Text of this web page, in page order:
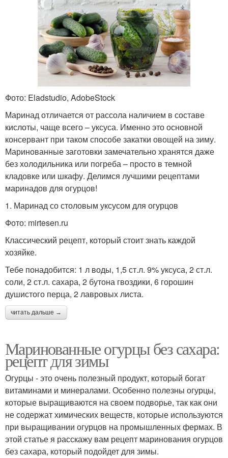
Фото: Eladstudio, AdobeStock
Маринад отличается от рассола наличием в составе
кислоты, чаще всего – уксуса. Именно это основной
консервант при таком способе закатки овощей на зиму.
Маринованные заготовки замечательно хранятся даже
без холодильника или погреба – просто в темной
кладовке или шкафу. Делимся лучшими рецептами
маринадов для огурцов!
1. Маринад со столовым уксусом для огурцов
Фото: mirtesen.ru
Классический рецепт, который стоит знать каждой
хозяйке.
Тебе понадобится: 1 л воды, 1,5 ст.л. 9% уксуса, 2 ст.л.
соли, 2 ст.л. сахара, 2 бутона гвоздики, 6 горошин
душистого перца, 2 лавровых листа.
читать дальше →
Маринованные огурцы без сахара:
рецепт для зимы
Огурцы - это очень полезный продукт, который богат
витаминами и минералами. Особенно полезны огурцы,
которые выращиваются на своем подворье, так как они
не содержат химических веществ, которые используются
при выращивании огурцов на промышленных фермах. В
этой статье я расскажу вам рецепт маринования огурцов
без сахара, который подойдет для зимы.